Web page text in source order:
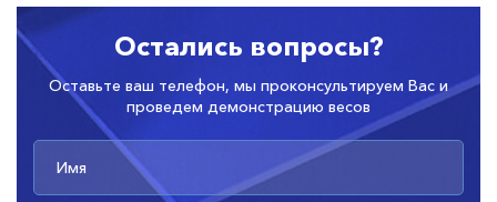
Остались вопросы?
Оставьте ваш телефон, мы проконсультируем Вас и
проведем демонстрацию весов